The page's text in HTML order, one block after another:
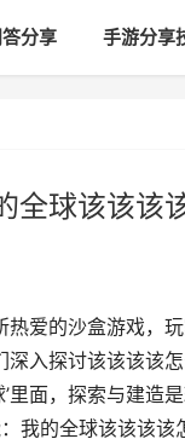
分享 手游分享
全球该该该
爱的沙盒游戏，
入探讨该该该该
里面，探索与建造
我的全球该该该该